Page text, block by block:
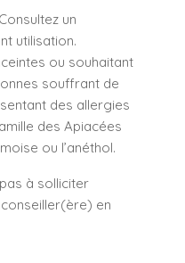
Consultez un
utilisation.
ou souhaitant
souffrant de
des allergies
des Apiacées
ou l’anéthol.
à solliciter
conseiller(ère) en